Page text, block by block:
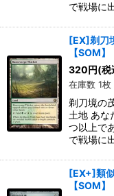
で戦場に
[EX]剃刀
【SOM】
320円(税
在庫数 1枚
剃刀境の
土地 あな
つ以上で
で戦場に
[EX+]類
【SOM】